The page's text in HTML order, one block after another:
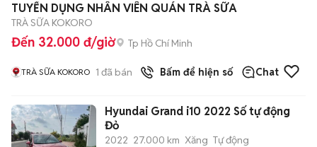
TUYỂN DỤNG NHÂN VIÊN QUÁN TRÀ SỮA
TRÀ SỮA KOKORO
Đến 32.000 đ/giờ Tp Hồ Chí Minh
TRÀ SỮA KOKORO 1 đã bán Bấm để hiện số Chat
Hyundai Grand i10 2022 Số tự động
Đỏ
2022 27.000 km Xăng Tự động